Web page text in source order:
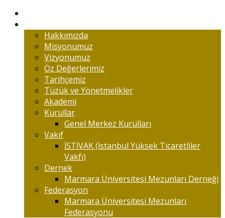
Hakkımızda
Misyonumuz
Vizyonumuz
Öz Değerlerimiz
Tarihçemiz
Tüzük ve Yönetmelikler
Akademi
Kurullar
Genel Merkez Kurulları
Vakıf
İSTİVAK (İstanbul Yüksek Ticaretliler
Vakfı)
Dernek
Marmara Üniversitesi Mezunları Derneği
Federasyon
Marmara Üniversitesi Mezunları
Federasyonu